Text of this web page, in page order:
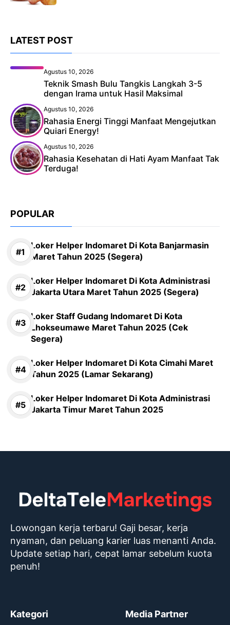
LATEST POST
Agustus 10, 2026
Teknik Smash Bulu Tangkis Langkah 3-5
dengan Irama untuk Hasil Maksimal
Agustus 10, 2026
Rahasia Energi Tinggi Manfaat Mengejutkan
Quiari Energy!
Agustus 10, 2026
Rahasia Kesehatan di Hati Ayam Manfaat Tak
Terduga!
POPULAR
Loker Helper Indomaret Di Kota Banjarmasin
Maret Tahun 2025 (Segera)
Loker Helper Indomaret Di Kota Administrasi
Jakarta Utara Maret Tahun 2025 (Segera)
Loker Staff Gudang Indomaret Di Kota
Lhokseumawe Maret Tahun 2025 (Cek
Segera)
Loker Helper Indomaret Di Kota Cimahi Maret
Tahun 2025 (Lamar Sekarang)
Loker Helper Indomaret Di Kota Administrasi
Jakarta Timur Maret Tahun 2025
Lowongan kerja terbaru! Gaji besar, kerja
nyaman, dan peluang karier luas menanti Anda.
Update setiap hari, cepat lamar sebelum kuota
penuh!
Kategori Media Partner